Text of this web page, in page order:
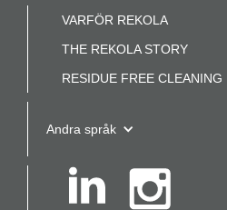
VARFÖR REKOLA
THE REKOLA STORY
RESIDUE FREE CLEANING
Andra språk